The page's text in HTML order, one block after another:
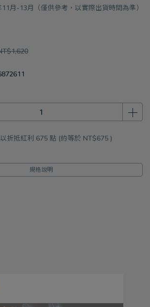
月-13月（僅供參考，以實際出貨時間為準）
折抵紅利 675 點 (約等於 NT$675 )
規格說明